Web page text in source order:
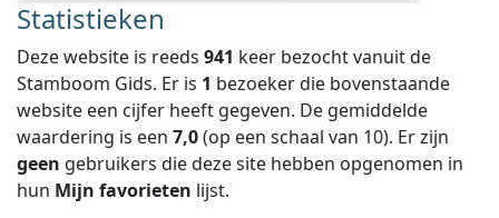
Statistieken
Deze website is reeds 941 keer bezocht vanuit de
Stamboom Gids. Er is 1 bezoeker die bovenstaande
website een cijfer heeft gegeven. De gemiddelde
waardering is een 7,0(op een schaal van 10). Er zijn
geen gebruikers die deze site hebben opgenomen in
hun Mijn favorieten lijst.